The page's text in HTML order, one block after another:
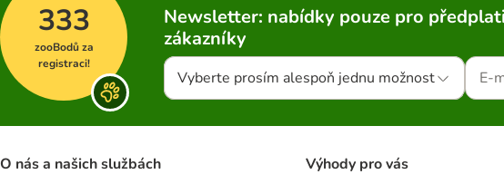
333
zooBodů za
registraci!
Newsletter: nabídky pouze pro
zákazníky
Vyberte prosím alespoň jednu možnost
O nás a našich službách Výhody pro vás